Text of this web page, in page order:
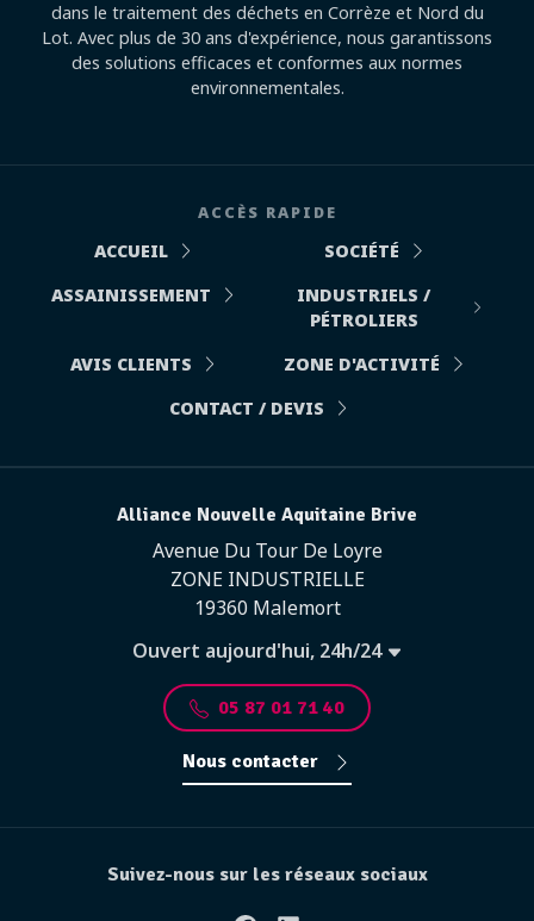
dans le traitement des déchets en Corrèze et Nord du
Lot. Avec plus de 30 ans d'expérience, nous garantissons
des solutions efficaces et conformes aux normes
environnementales.
ACCÈS RAPIDE
ACCUEIL
SOCIÉTÉ
ASSAINISSEMENT
INDUSTRIELS /
PÉTROLIERS
AVIS CLIENTS
ZONE D'ACTIVITÉ
CONTACT / DEVIS
Alliance Nouvelle Aquitaine Brive
Avenue Du Tour De Loyre
ZONE INDUSTRIELLE
19360 Malemort
Ouvert aujourd'hui, 24h/24
05 87 01 71 40
Nous contacter
Suivez-nous sur les réseaux sociaux